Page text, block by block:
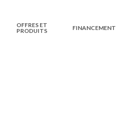
OFFRES ET
PRODUITS
FINANCEMENT